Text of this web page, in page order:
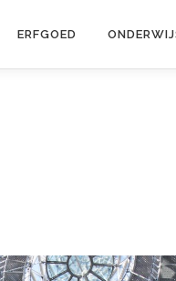
ERFGOED